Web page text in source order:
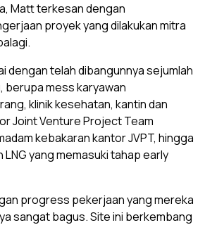
Matt terkesan dengan
proyek yang dilakukan mitra
dengan telah dibangunnya sejumlah
berupa mess karyawan
klinik kesehatan, kantin dan
Joint Venture Project Team
kebakaran kantor JVPT, hingga
yang memasuki tahap early
progress pekerjaan yang mereka
sangat bagus. Site ini berkembang